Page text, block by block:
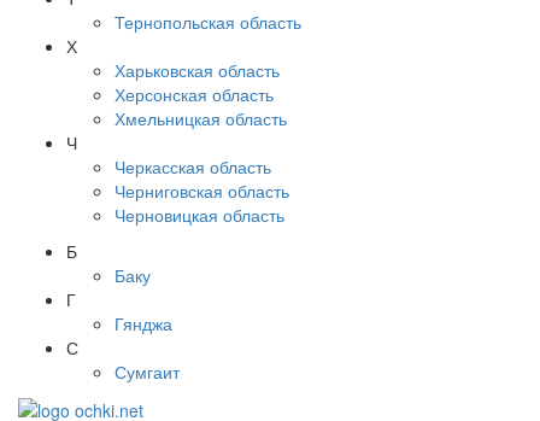
Тернопольская область
Х
Харьковская область
Херсонская область
Хмельницкая область
Ч
Черкасская область
Черниговская область
Черновицкая область
Б
Баку
Г
Гянджа
С
Сумгаит